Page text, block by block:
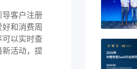
导客户注册
和消费周
以实时查
活动，提